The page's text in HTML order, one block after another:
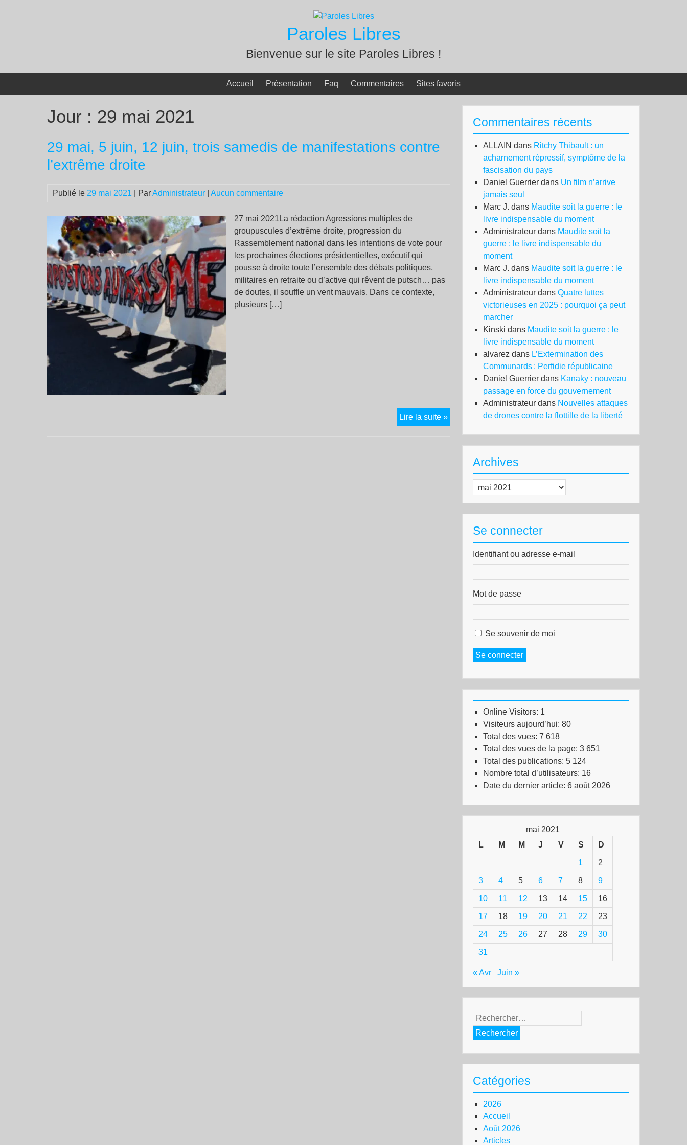
Paroles Libres
Bienvenue sur le site Paroles Libres !
Accueil Présentation Faq Commentaires Sites favoris
Jour : 29 mai 2021
29 mai, 5 juin, 12 juin, trois samedis de manifestations contre
l’extrême droite
Publié le 29 mai 2021 | ParAdministrateur Aucun commentaire
27 mai 2021La rédaction Agressions multiples de
groupuscules d’extrême droite, progression du
Rassemblement national dans les intentions de vote pour
les prochaines élections présidentielles, exécutif qui
pousse à droite toute l’ensemble des débats politiques,
militaires en retraite ou d’active qui rêvent de putsch… pas
de doutes, il souffle un vent mauvais. Dans ce contexte,
plusieurs […]
Lire la suite »29
mai,
samedis
manifestations
l’extrême
Commentaires récents
ALLAIN dans Ritchy Thibault : un
acharnement répressif, symptôme de la
fascisation du pays
Daniel Guerrier dans Un film n’arrive
jamais seul
Marc J. dans Maudite soit la guerre : le
livre indispensable du moment
Administrateur dans Maudite soit la
guerre : le livre indispensable du
moment
Marc J. dans Maudite soit la guerre : le
livre indispensable du moment
Administrateur dans Quatre luttes
victorieuses en 2025 : pourquoi ça peut
marcher
Kinski dans Maudite soit la guerre : le
livre indispensable du moment
alvarez dans L’Extermination des
Communards : Perfidie républicaine
Daniel Guerrier dans Kanaky : nouveau
passage en force du gouvernement
Administrateur dans Nouvelles attaques
de drones contre la flottille de la liberté
Archives
Archives
Se connecter
Identifiant ou adresse e-mail
Mot de passe
Se souvenir de moi
Se connecter
Online Visitors: 1
Visiteurs aujourd’hui: 80
Total des vues: 7 618
Total des vues de la page: 3 651
Total des publications: 5 124
Nombre total d’utilisateurs: 16
Date du dernier article: 6 août 2026
mai 2021
L
M M J V S D
1 2
3 4 5 6 7 8 9
10 11 12 13 14 15 16
17 18 19 20 21 22 23
24 25 26 27 28 29 30
31
« Avr Juin »
Rechercher :
Catégories
2026
Accueil
Août 2026
Articles